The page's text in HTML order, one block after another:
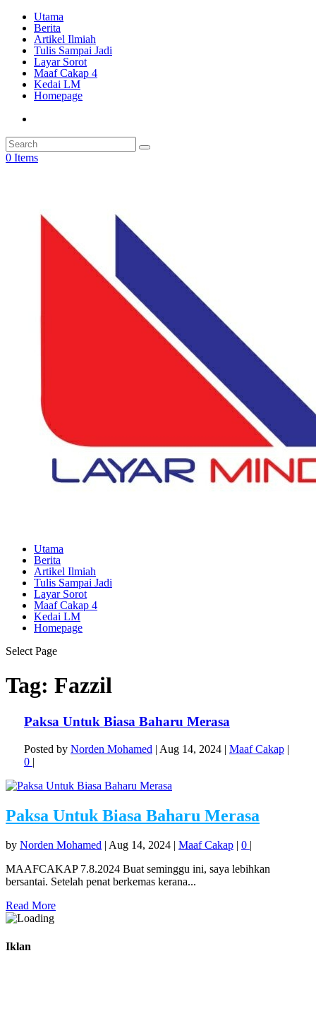
Utama
Berita
Artikel Ilmiah
Tulis Sampai Jadi
Layar Sorot
Maaf Cakap 4
Kedai LM
Homepage
0 Items
Utama
Berita
Artikel Ilmiah
Tulis Sampai Jadi
Layar Sorot
Maaf Cakap 4
Kedai LM
Homepage
Select Page
Tag: Fazzil
Paksa Untuk Biasa Baharu Merasa
Posted by Norden Mohamed | Aug 14, 2024| Maaf Cakap|
0 |
Paksa Untuk Biasa Baharu Merasa
by Norden Mohamed | Aug 14, 2024 | Maaf Cakap | 0 |
MAAFCAKAP 7.8.2024 Buat seminggu ini, saya lebihkan
bersantai. Setelah penat berkemas kerana...
Read More
Iklan